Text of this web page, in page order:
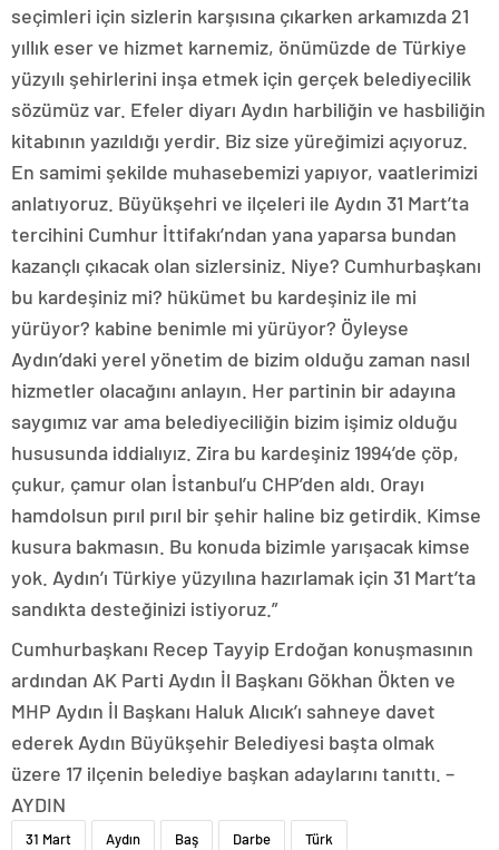
seçimleri için sizlerin karşısına çıkarken arkamızda 21
yıllık eser ve hizmet karnemiz, önümüzde de Türkiye
yüzyılı şehirlerini inşa etmek için gerçek belediyecilik
sözümüz var. Efeler diyarı Aydın harbiliğin ve hasbiliğin
kitabının yazıldığı yerdir. Biz size yüreğimizi açıyoruz.
En samimi şekilde muhasebemizi yapıyor, vaatlerimizi
anlatıyoruz. Büyükşehri ve ilçeleri ile Aydın 31 Mart’ta
tercihini Cumhur İttifakı’ndan yana yaparsa bundan
kazançlı çıkacak olan sizlersiniz. Niye? Cumhurbaşkanı
bu kardeşiniz mi? hükümet bu kardeşiniz ile mi
yürüyor? kabine benimle mi yürüyor? Öyleyse
Aydın’daki yerel yönetim de bizim olduğu zaman nasıl
hizmetler olacağını anlayın. Her partinin bir adayına
saygımız var ama belediyeciliğin bizim işimiz olduğu
hususunda iddialıyız. Zira bu kardeşiniz 1994’de çöp,
çukur, çamur olan İstanbul’u CHP’den aldı. Orayı
hamdolsun pırıl pırıl bir şehir haline biz getirdik. Kimse
kusura bakmasın. Bu konuda bizimle yarışacak kimse
yok. Aydın’ı Türkiye yüzyılına hazırlamak için 31 Mart’ta
sandıkta desteğinizi istiyoruz.”
Cumhurbaşkanı Recep Tayyip Erdoğan konuşmasının
ardından AK Parti Aydın İl Başkanı Gökhan Ökten ve
MHP Aydın İl Başkanı Haluk Alıcık’ı sahneye davet
ederek Aydın Büyükşehir Belediyesi başta olmak
üzere 17 ilçenin belediye başkan adaylarını tanıttı. –
AYDIN
31 Mart Aydın Baş Darbe Türk